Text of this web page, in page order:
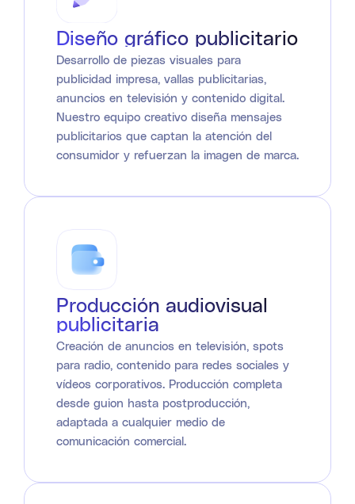
Diseño gráfico publicitario
Desarrollo de piezas visuales para
publicidad impresa, vallas publicitarias,
anuncios en televisión y contenido digital.
Nuestro equipo creativo diseña mensajes
publicitarios que captan la atención del
consumidor y refuerzan la imagen de marca.
Producción audiovisual
publicitaria
Creación de anuncios en televisión, spots
para radio, contenido para redes sociales y
vídeos corporativos. Producción completa
desde guion hasta postproducción,
adaptada a cualquier medio de
comunicación comercial.